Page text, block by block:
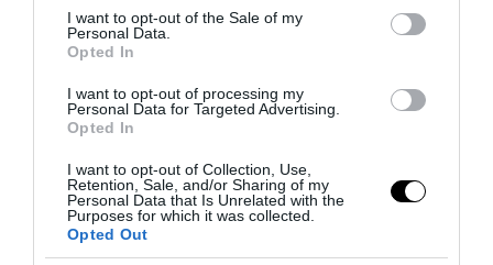
consent section.
I want to opt-out of the Sale of my
Personal Data.
Opted In
I want to opt-out of processing my
Personal Data for Targeted Advertising.
Opted In
I want to opt-out of Collection, Use,
Retention, Sale, and/or Sharing of my
Personal Data that Is Unrelated with the
Purposes for which it was collected.
Opted Out
PRONEWS.GR /ΕΥΡΩΠΑΪΚΗ ΕΝΩΣΗ
ΕΕ: Φοβούνται τώρα επέλαση
βορειοαφρικανών από την Ισπανία στην
κεντρική Ευρώπη
31.07.2026 | 16:31